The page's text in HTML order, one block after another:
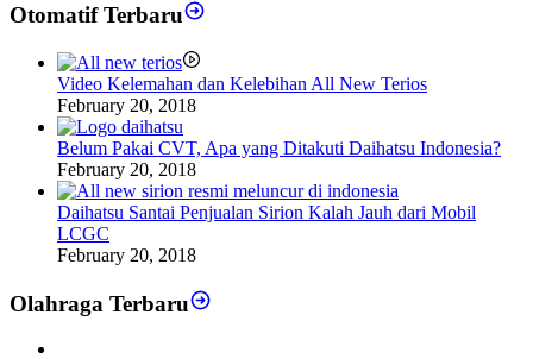
Otomatif Terbaru
Video Kelemahan dan Kelebihan All New Terios
February 20, 2018
Belum Pakai CVT, Apa yang Ditakuti Daihatsu Indonesia?
February 20, 2018
Daihatsu Santai Penjualan Sirion Kalah Jauh dari Mobil
LCGC
February 20, 2018
Olahraga Terbaru